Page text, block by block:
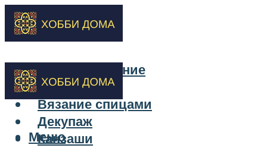
Бисероплетение
Вышивка
Вязание спицами
Декупаж
Канзаши
Меню